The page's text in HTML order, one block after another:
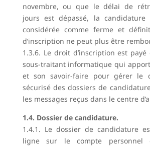
novembre, ou que le délai de
jours est dépassé, la candidature
considérée comme ferme et
d’inscription ne peut plus être
1.3.6. Le droit d’inscription est
sous-traitant informatique qui
et son savoir-faire pour gérer le
sécurisé des dossiers de
les messages reçus dans le centre
1.4. Dossier de candidature.
1.4.1. Le dossier de candidature
ligne sur le compte personnel